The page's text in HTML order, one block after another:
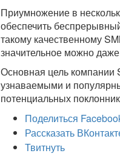
Приумножение в
обеспечить
такому качественному
значительное можно
Основная цель компании
узнаваемыми и
потенциальных
Поделиться
Рассказать
Твитнуть